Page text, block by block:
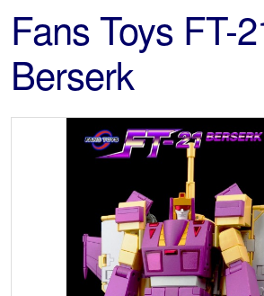
Fans Toys FT-
Berserk